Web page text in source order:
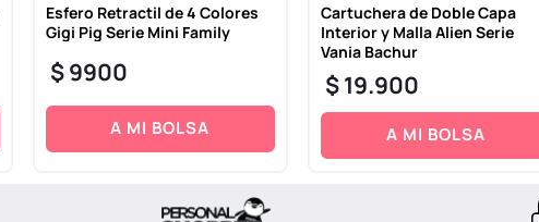
Esfero Retractil de 4 Colores
Gigi Pig Serie Mini Family
$9900
A MI BOLSA
Cartuchera de Doble Capa
Interior y Malla Alien Serie
Vania Bachur
$19.900
A MI BOLSA